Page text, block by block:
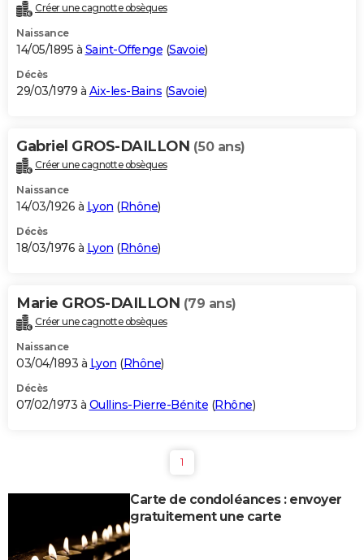
Créer une cagnotte obsèques
Naissance
14/05/1895 à Saint-Offenge (Savoie)
Décès
29/03/1979 à Aix-les-Bains (Savoie)
Gabriel GROS-DAILLON (50 ans)
Créer une cagnotte obsèques
Naissance
14/03/1926 à Lyon (Rhône)
Décès
18/03/1976 à Lyon (Rhône)
Marie GROS-DAILLON (79 ans)
Créer une cagnotte obsèques
Naissance
03/04/1893 à Lyon (Rhône)
Décès
07/02/1973 à Oullins-Pierre-Bénite (Rhône)
1
Carte de condoléances : envoyer
gratuitement une carte